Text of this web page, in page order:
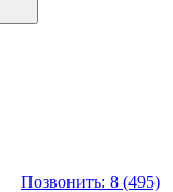
Позвонить: 8 (495)